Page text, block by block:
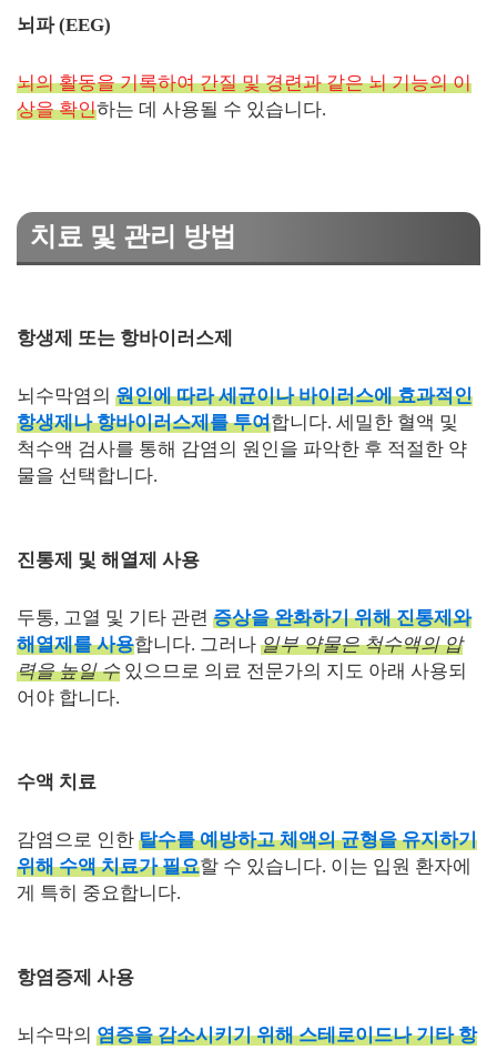
뇌파 (EEG)
뇌의 활동을 기록하여 간질 및 경련과 같은 뇌 기능의 이
상을 확인하는 데 사용될 수 있습니다.
치료 및 관리 방법
항생제 또는 항바이러스제
뇌수막염의 원인에 따라 세균이나 바이러스에 효과적인
항생제나 항바이러스제를 투여합니다. 세밀한 혈액 및
척수액 검사를 통해 감염의 원인을 파악한 후 적절한 약
물을 선택합니다.
진통제 및 해열제 사용
두통, 고열 및 기타 관련 증상을 완화하기 위해 진통제와
해열제를 사용합니다. 그러나 일부 약물은 척수액의 압
력을 높일 수있으므로 의료 전문가의 지도 아래 사용되
어야 합니다.
수액 치료
감염으로 인한 탈수를 예방하고 체액의 균형을 유지하기
위해 수액 치료가 필요할 수 있습니다. 이는 입원 환자에
게 특히 중요합니다.
항염증제 사용
뇌수막의 염증을 감소시키기 위해 스테로이드나 기타 항